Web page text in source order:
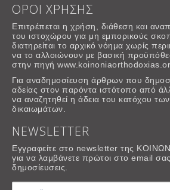
ΟΡΟΙ ΧΡΗΣΗΣ
Επιτρέπεται η χρήση, διάθεση και
του ιστοχώρου για μη εμπορικούς
διατηρείται το αρχικό νόημα χωρίς
να το αλλοιώνουν με βασική
στην πηγή
Για αναδημοσίευση άρθρων που
αδείας στον παρόντα ιστότοπο από
να αναζητηθεί η άδεια του κατόχου
δικαιωμάτων.
NEWSLETTER
Εγγραφείτε στο newsletter της
για να λαμβάνετε πρώτοι στο email σας
δημοσίευσεις.